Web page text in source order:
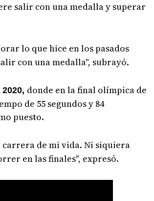
salir con una medalla y superar
lo que hice en los pasados
con una medalla", subrayó.
donde en la final olímpica de
de 55 segundos y 84
puesto.
de mi vida. Ni siquiera
en las finales", expresó.